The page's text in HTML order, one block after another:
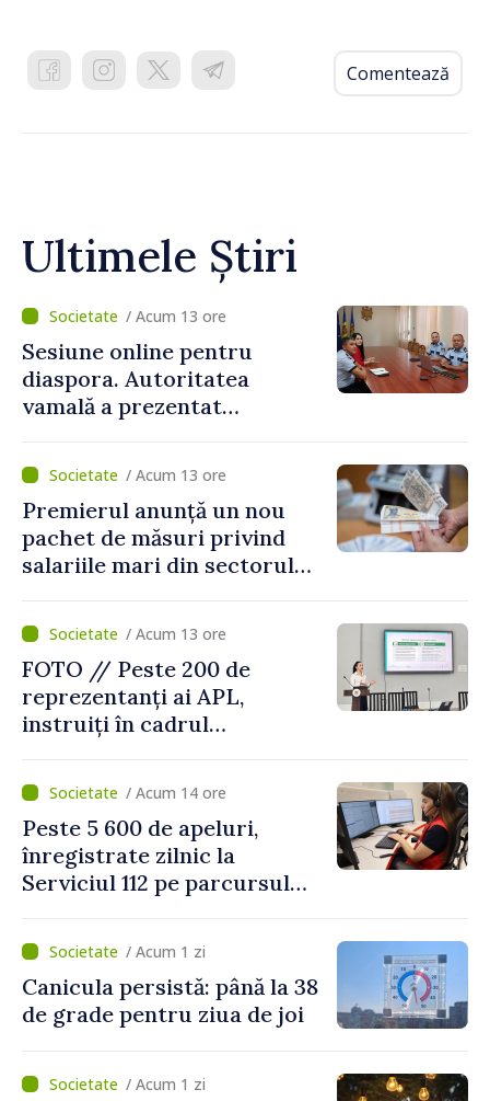
Comentează
Ultimele Știri
/ Acum 13 ore
Sesiune online pentru
diaspora. Autoritatea
vamală a prezentat
revenirea în țară
/ Acum 13 ore
Premierul anunță un nou
pachet de măsuri privind
salariile mari din sectorul
/ Acum 13 ore
FOTO // Peste 200 de
reprezentanți ai APL,
instruiți în cadrul
Mediu privind aplicarea a
două regulamente din
domeniu
/ Acum 14 ore
Peste 5 600 de apeluri,
înregistrate zilnic la
Serviciul 112 pe parcursul
cetățeni au solicitat
ambulanța/ Acum 1 zi
Canicula persistă: până la 38
de grade pentru ziua de joi
/ Acum 1 zi